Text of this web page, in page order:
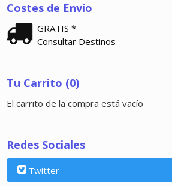
Costes de Envío
GRATIS *
Consultar Destinos
Tu Carrito (0)
El carrito de la compra está vacío
Redes Sociales
Twitter